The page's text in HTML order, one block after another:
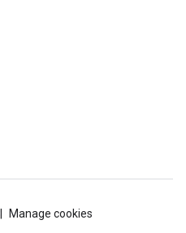
Manage cookies